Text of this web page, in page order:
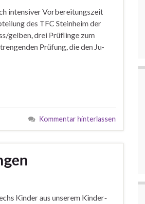
intensiver Vorbereitungszeit
des TFC Steinheim der
gelben, drei Prüflinge zum
Prüfung, die den Ju-
Kommentar hinterlassen
Kinder aus unserem Kinder-